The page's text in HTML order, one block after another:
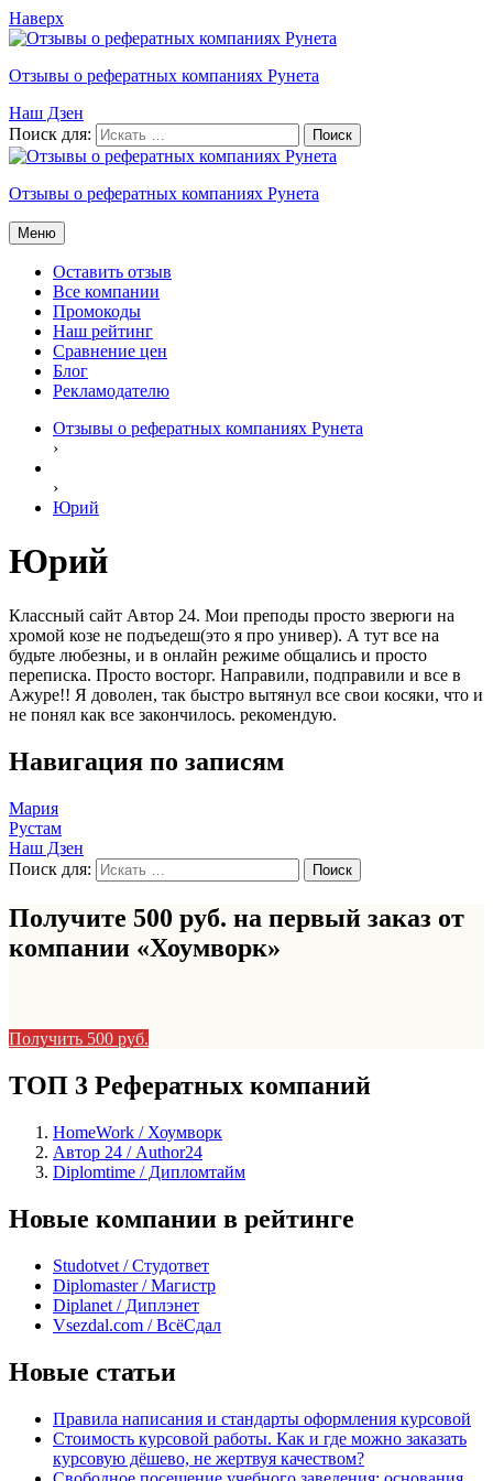
Наверх
Отзывы о рефератных компаниях Рунета
Наш Дзен
Поиск для:
Отзывы о рефератных компаниях Рунета
Меню
Оставить отзыв
Все компании
Промокоды
Наш рейтинг
Сравнение цен
Блог
Рекламодателю
Отзывы о рефератных компаниях Рунета
›
›
Юрий
Юрий
Классный сайт Автор 24. Мои преподы просто зверюги на
хромой козе не подъедеш(это я про универ). А тут все на
будьте любезны, и в онлайн режиме общались и просто
переписка. Просто восторг. Направили, подправили и все в
Ажуре!! Я доволен, так быстро вытянул все свои косяки, что и
не понял как все закончилось. рекомендую.
Навигация по записям
Мария
Рустам
Наш Дзен
Поиск для:
Получите 500 руб. на первый заказ от
компании «Хоумворк»
Получить 500 руб.
ТОП 3 Рефератных компаний
HomeWork / Хоумворк
Автор 24 / Author24
Diplomtime / Дипломтайм
Новые компании в рейтинге
Studotvet / Студответ
Diplomaster / Магистр
Diplanet / Диплэнет
Vsezdal.com / ВсёСдал
Новые статьи
Правила написания и стандарты оформления курсовой
Стоимость курсовой работы. Как и где можно заказать
курсовую дёшево, не жертвуя качеством?